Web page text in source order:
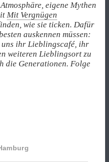
eigene Mythen
Mit Vergnügen
wie sie ticken. Dafür
auskennen müssen:
uns ihr Lieblingscafé, ihr
weiteren Lieblingsort zu
die Generationen. Folge